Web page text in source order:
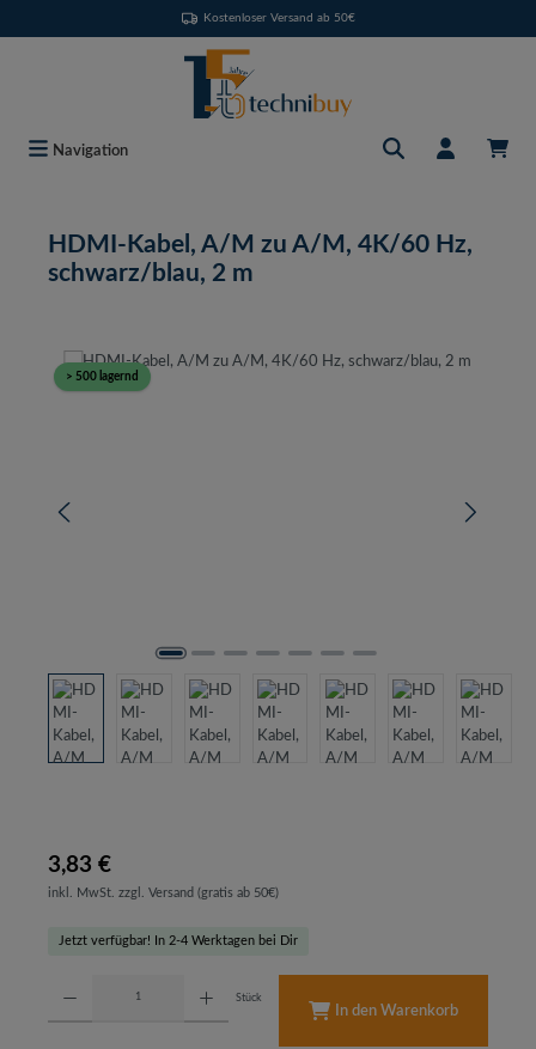
Kostenloser Versand ab 50€
Navigation
HDMI-Kabel, A/M zu A/M, 4K/60 Hz,
schwarz/blau, 2 m
Bildergalerie überspringen
> 500 lagernd
3,83 €
inkl. MwSt. zzgl. Versand (gratis ab 50€)
Jetzt verfügbar! In 2-4 Werktagen bei Dir
Stück
In den Warenkorb